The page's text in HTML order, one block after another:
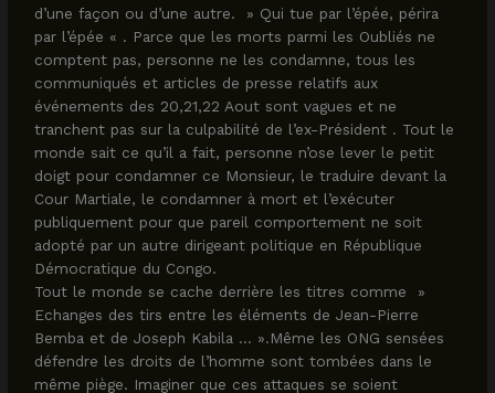
d’une façon ou d’une autre. » Qui tue par l’épée, périra
par l’épée « . Parce que les morts parmi les Oubliés ne
comptent pas, personne ne les condamne, tous les
communiqués et articles de presse relatifs aux
événements des 20,21,22 Aout sont vagues et ne
tranchent pas sur la culpabilité de l’ex-Président . Tout le
monde sait ce qu’il a fait, personne n’ose lever le petit
doigt pour condamner ce Monsieur, le traduire devant la
Cour Martiale, le condamner à mort et l’exécuter
publiquement pour que pareil comportement ne soit
adopté par un autre dirigeant politique en République
Démocratique du Congo.
Tout le monde se cache derrière les titres comme »
Echanges des tirs entre les éléments de Jean-Pierre
Bemba et de Joseph Kabila … ».Même les ONG sensées
défendre les droits de l’homme sont tombées dans le
même piège. Imaginer que ces attaques se soient